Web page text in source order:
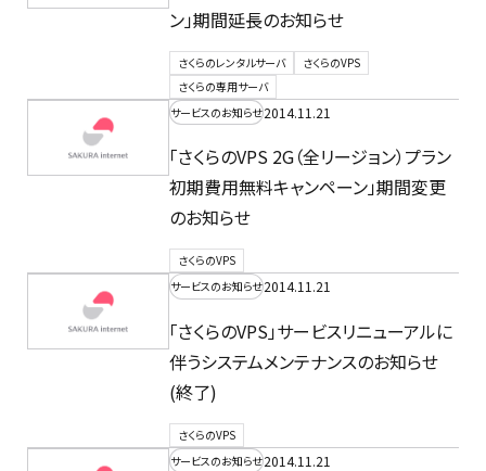
ン」期間延長のお知らせ
さくらのレンタルサーバ
さくらのVPS
さくらの専用サーバ
サービスのお知らせ2014.11.21
「さくらのVPS 2G（全リージョン）プラン
初期費用無料キャンペーン」期間変更
のお知らせ
さくらのVPS
サービスのお知らせ2014.11.21
「さくらのVPS」サービスリニューアルに
伴うシステムメンテナンスのお知らせ
(終了)
さくらのVPS
サービスのお知らせ2014.11.21